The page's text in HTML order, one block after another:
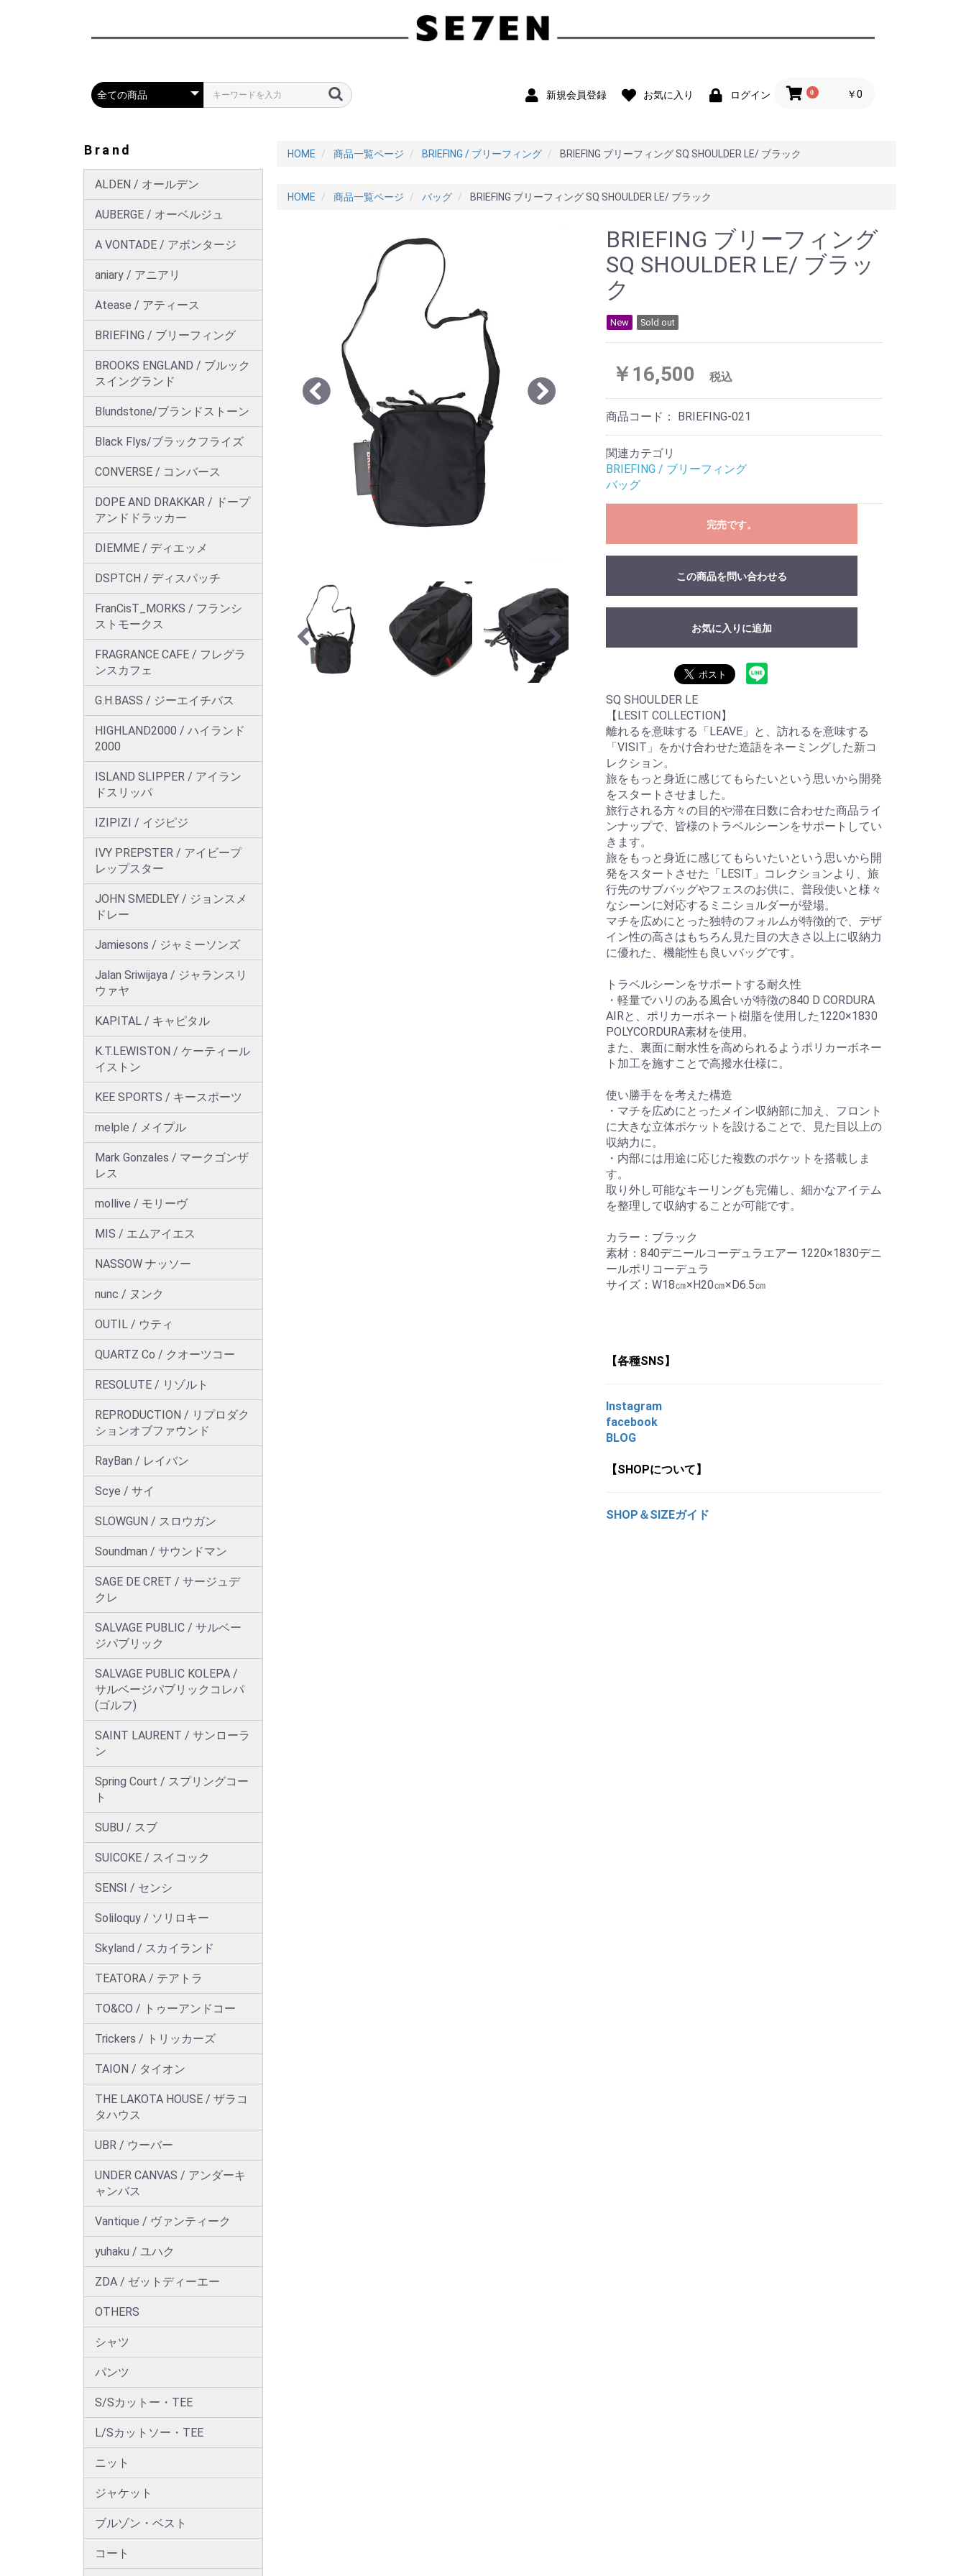
新規会員登録 お気に入り ログイン 0 ￥0
Brand
ALDEN / オールデン
AUBERGE / オーベルジュ
A VONTADE / アボンタージ
aniary / アニアリ
Atease / アティース
BRIEFING / ブリーフィング
BROOKS ENGLAND / ブルック
スイングランド
Blundstone/ブランドストーン
Black Flys/ブラックフライズ
CONVERSE / コンバース
DOPE AND DRAKKAR / ドープ
アンドドラッカー
DIEMME / ディエッメ
DSPTCH / ディスパッチ
FranCisT_MORKS / フランシ
ストモークス
FRAGRANCE CAFE / フレグラ
ンスカフェ
G.H.BASS / ジーエイチバス
HIGHLAND2000 / ハイランド
2000
ISLAND SLIPPER / アイラン
ドスリッパ
IZIPIZI / イジピジ
IVY PREPSTER / アイビープ
レップスター
JOHN SMEDLEY / ジョンスメ
ドレー
Jamiesons / ジャミーソンズ
Jalan Sriwijaya / ジャランスリ
ウァヤ
KAPITAL / キャピタル
K.T.LEWISTON / ケーティール
イストン
KEE SPORTS / キースポーツ
melple / メイプル
Mark Gonzales / マークゴンザ
レス
mollive / モリーヴ
MIS / エムアイエス
NASSOW ナッソー
nunc / ヌンク
OUTIL / ウティ
QUARTZ Co / クオーツコー
RESOLUTE / リゾルト
REPRODUCTION / リプロダク
ションオブファウンド
RayBan / レイバン
Scye / サイ
SLOWGUN / スロウガン
Soundman / サウンドマン
SAGE DE CRET / サージュデ
クレ
SALVAGE PUBLIC / サルベー
ジパブリック
SALVAGE PUBLIC KOLEPA /
サルベージパブリックコレパ
(ゴルフ)
SAINT LAURENT / サンローラ
ン
Spring Court / スプリングコー
ト
SUBU / スブ
SUICOKE / スイコック
SENSI / センシ
Soliloquy / ソリロキー
Skyland / スカイランド
TEATORA / テアトラ
TO&CO / トゥーアンドコー
Trickers / トリッカーズ
TAION / タイオン
THE LAKOTA HOUSE / ザラコ
タハウス
UBR / ウーバー
UNDER CANVAS / アンダーキ
ャンバス
Vantique / ヴァンティーク
yuhaku / ユハク
ZDA / ゼットディーエー
OTHERS
シャツ
パンツ
S/Sカットー・TEE
L/Sカットソー・TEE
ニット
ジャケット
ブルゾン・ベスト
コート
HOME 商品一覧ページ BRIEFING / ブリーフィング BRIEFING ブリーフィング SQ SHOULDER LE/ ブラック
HOME 商品一覧ページ バッグ BRIEFING ブリーフィング SQ SHOULDER LE/ ブラック
BRIEFING ブリーフィング
SQ SHOULDER LE/ ブラッ
ク
New Sold out
￥16,500 税込
商品コード： BRIEFING-021
関連カテゴリ
BRIEFING / ブリーフィング
バッグ
完売です。
この商品を問い合わせる
お気に入りに追加
SQ SHOULDER LE
【LESIT COLLECTION】
離れるを意味する「LEAVE」と、訪れるを意味する
「VISIT」をかけ合わせた造語をネーミングした新コ
レクション。
旅をもっと身近に感じてもらたいという思いから開発
をスタートさせました。
旅行される方々の目的や滞在日数に合わせた商品ライ
ンナップで、皆様のトラベルシーンをサポートしてい
きます。
旅をもっと身近に感じてもらいたいという思いから開
発をスタートさせた「LESIT」コレクションより、旅
行先のサブバッグやフェスのお供に、普段使いと様々
なシーンに対応するミニショルダーが登場。
マチを広めにとった独特のフォルムが特徴的で、デザ
イン性の高さはもちろん見た目の大きさ以上に収納力
に優れた、機能性も良いバッグです。
トラベルシーンをサポートする耐久性
・軽量でハリのある風合いが特徴の840 D CORDURA
AIRと、ポリカーボネート樹脂を使用した1220×1830
POLYCORDURA素材を使用。
また、裏面に耐水性を高められるようポリカーボネー
ト加工を施すことで高撥水仕様に。
使い勝手をを考えた構造
・マチを広めにとったメイン収納部に加え、フロント
に大きな立体ポケットを設けることで、見た目以上の
収納力に。
・内部には用途に応じた複数のポケットを搭載しま
す。
取り外し可能なキーリングも完備し、細かなアイテム
を整理して収納することが可能です。
カラー：ブラック
素材：840デニールコーデュラエアー 1220×1830デニ
ールポリコーデュラ
サイズ：W18㎝×H20㎝×D6.5㎝
【各種SNS】
Instagram
facebook
BLOG
【SHOPについて】
SHOP＆SIZEガイド